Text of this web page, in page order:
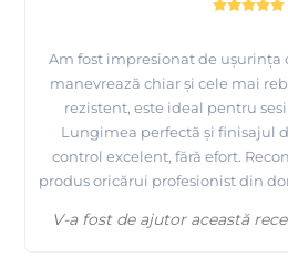
Am fost impresionat de ușurința
manevrează chiar și cele mai
rezistent, este ideal pentru
Lungimea perfectă și finisajul
control excelent, fără efort.
produs oricărui profesionist din
V-a fost de ajutor această